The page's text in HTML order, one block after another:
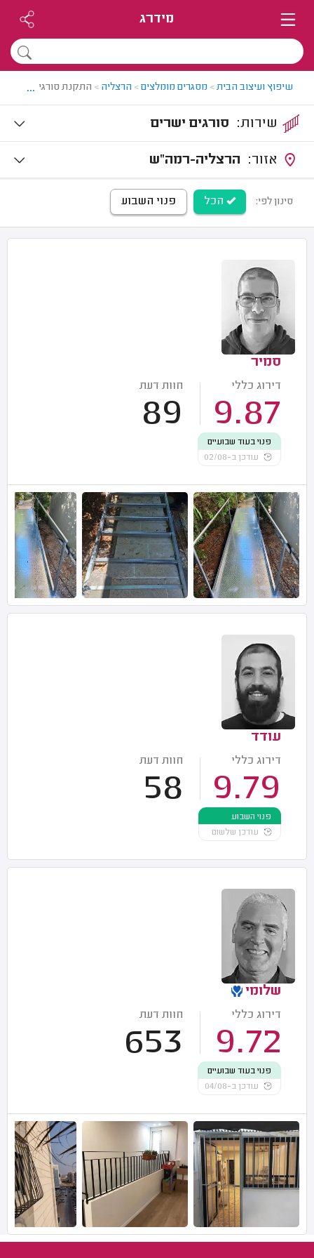
מידרג
שיפוץ ועיצוב הבית> מסגרים מומלצים> הרצליה > התקנת סורגים...
סורגים ישרים
הרצליה-רמה"ש
סינון לפי: הכל פנוי השבוע
סמיר
דירוג כללי
9.87
חוות דעת
89
פנוי בעוד שבועיים
עודכן ב-02/08
עודד
דירוג כללי
9.79
חוות דעת
58
פנוי השבוע
עודכן שלשום
שלומי
דירוג כללי
9.72
חוות דעת
653
פנוי בעוד שבועיים
עודכן ב-04/08